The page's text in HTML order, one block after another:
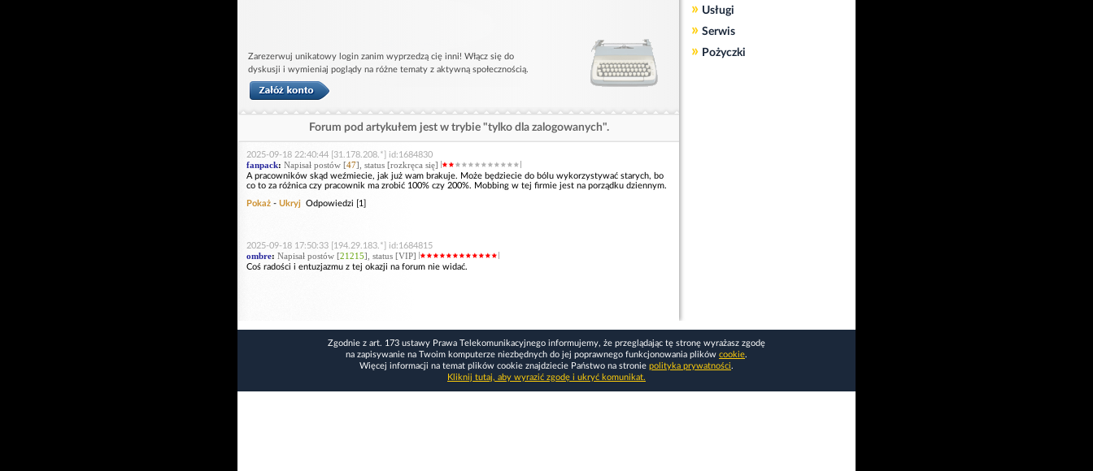
Zarezerwuj unikatowy login zanim wyprzedzą cię inni! Włącz się do
dyskusji i wymieniaj poglądy na różne tematy z aktywną społecznością.
Forum pod artykułem jest w trybie "tylko dla zalogowanych".
2025-09-18 22:40:44 [31.178.208.*] id:1684830
fanpack: Napisał postów [47], status [rozkręca się]
A pracowników skąd weźmiecie, jak już wam brakuje. Może będziecie do bólu wykorzystywać starych, bo
co to za różnica czy pracownik ma zrobić 100% czy 200%. Mobbing w tej firmie jest na porządku dziennym.
Pokaż - Ukryj Odpowiedzi [1]
2025-09-18 17:50:33 [194.29.183.*] id:1684815
ombre: Napisał postów [21215], status [VIP]
Coś radości i entuzjazmu z tej okazji na forum nie widać.
» Usługi
» Serwis
» Pożyczki
Zgodnie z art. 173 ustawy Prawa Telekomunikacyjnego informujemy, że przeglądając tę stronę wyrażasz zgodę
na zapisywanie na Twoim komputerze niezbędnych do jej poprawnego funkcjonowania plików cookie.
Więcej informacji na temat plików cookie znajdziecie Państwo na stronie polityka prywatności.
Kliknij tutaj, aby wyrazić zgodę i ukryć komunikat.